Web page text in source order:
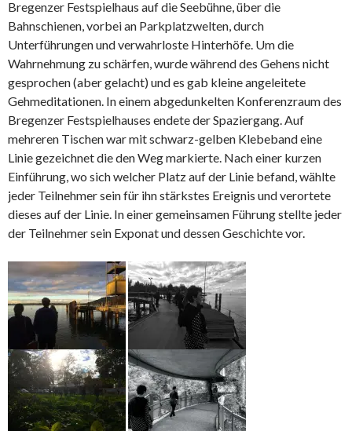
Bregenzer Festspielhaus auf die Seebühne, über die
Bahnschienen, vorbei an Parkplatzwelten, durch
Unterführungen und verwahrloste Hinterhöfe. Um die
Wahrnehmung zu schärfen, wurde während des Gehens nicht
gesprochen (aber gelacht) und es gab kleine angeleitete
Gehmeditationen. In einem abgedunkelten Konferenzraum des
Bregenzer Festspielhauses endete der Spaziergang. Auf
mehreren Tischen war mit schwarz-gelben Klebeband eine
Linie gezeichnet die den Weg markierte. Nach einer kurzen
Einführung, wo sich welcher Platz auf der Linie befand, wählte
jeder Teilnehmer sein für ihn stärkstes Ereignis und verortete
dieses auf der Linie. In einer gemeinsamen Führung stellte jeder
der Teilnehmer sein Exponat und dessen Geschichte vor.